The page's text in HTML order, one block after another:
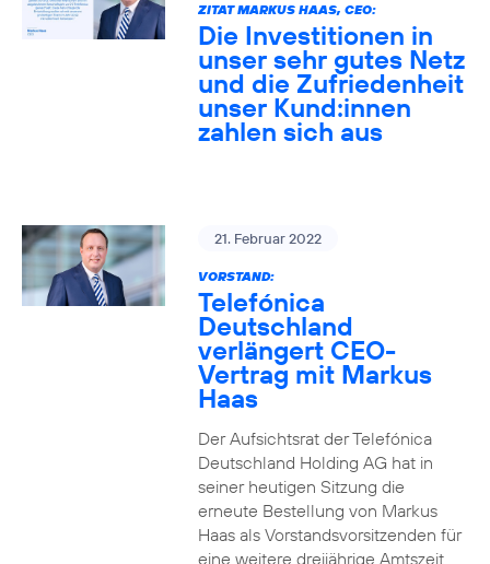
ZITAT MARKUS HAAS, CEO:
Die Investitionen in
unser sehr gutes Netz
und die Zufriedenheit
unser Kund:innen
zahlen sich aus
21. Februar 2022
VORSTAND:
Telefónica
Deutschland
verlängert CEO-
Vertrag mit Markus
Haas
Der Aufsichtsrat der Telefónica
Deutschland Holding AG hat in
seiner heutigen Sitzung die
erneute Bestellung von Markus
Haas als Vorstandsvorsitzenden für
eine weitere dreijährige Amtszeit